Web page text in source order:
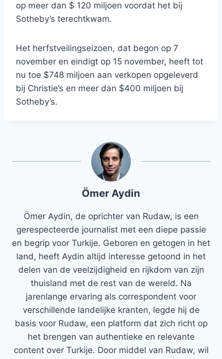
op meer dan $ 120 miljoen voordat het bij
Sotheby’s terechtkwam.
Het herfstveilingseizoen, dat begon op 7
november en eindigt op 15 november, heeft tot
nu toe $748 miljoen aan verkopen opgeleverd
bij Christie’s en meer dan $400 miljoen bij
Sotheby’s.
Ömer Aydin
Ömer Aydin, de oprichter van Rudaw, is een
gerespecteerde journalist met een diepe passie
en begrip voor Turkije. Geboren en getogen in het
land, heeft Aydin altijd interesse getoond in het
delen van de veelzijdigheid en rijkdom van zijn
thuisland met de rest van de wereld. Na
jarenlange ervaring als correspondent voor
verschillende landelijke kranten, legde hij de
basis voor Rudaw, een platform dat zich richt op
het brengen van authentieke en relevante
content over Turkije. Door middel van Rudaw, wil